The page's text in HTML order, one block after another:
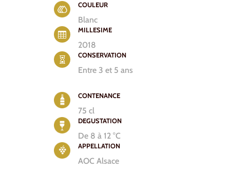
COULEUR
Blanc

MILLESIME
2018

CONSERVATION
Entre 3 et 5 ans
CONTENANCE
75 cl
DEGUSTATION
De 8 à 12 °C
APPELLATION
AOC Alsace